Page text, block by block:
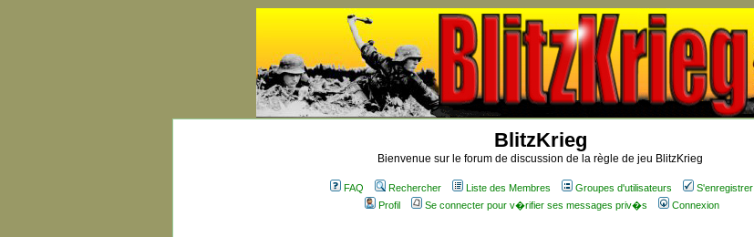
BlitzKrieg
Bienvenue sur le forum de discussion de la règle de jeu BlitzKrieg
FAQ Rechercher Liste des Membres Groupes d'utilisateurs
S'enregistrer
Profil
Se connecter pour v�rifier ses messages priv�s Connexion